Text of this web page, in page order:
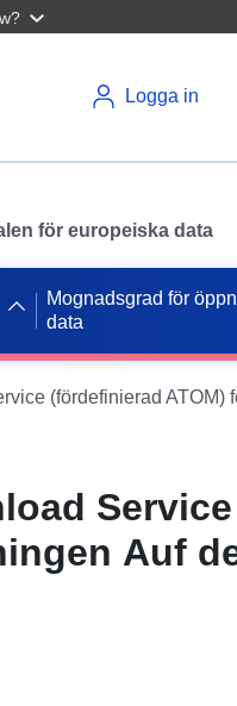
Logga in
för europeiska data
Mognadsgrad för
data
Auf